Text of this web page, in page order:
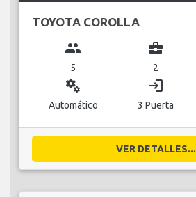
TOYOTA COROLLA
group
5
business_center
2
miscellaneous_services
Automático
login
3 Puerta
VER DETALLES...